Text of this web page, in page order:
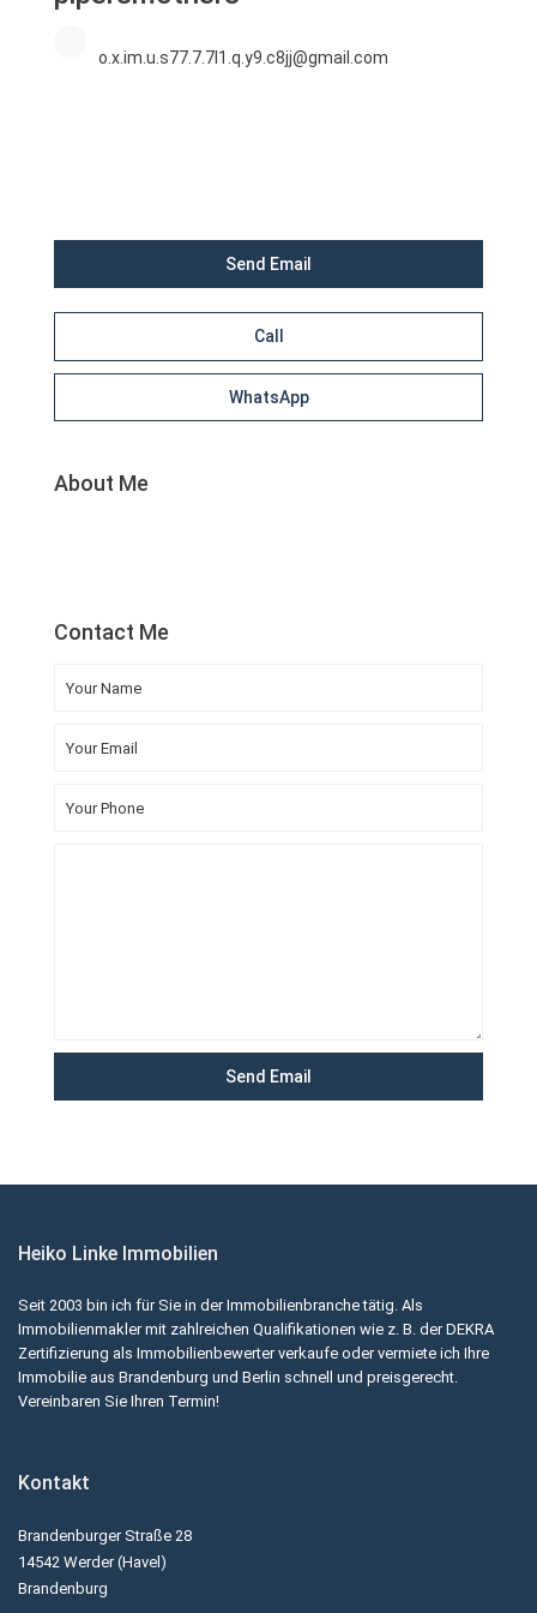
o.x.im.u.s77.7.7l1.q.y9.c8jj@gmail.com
Send Email
Call
WhatsApp
About Me
Contact Me
Heiko Linke Immobilien
Seit 2003 bin ich für Sie in der Immobilienbranche tätig. Als
Immobilienmakler mit zahlreichen Qualifikationen wie z. B. der DEKRA
Zertifizierung als Immobilienbewerter verkaufe oder vermiete ich Ihre
Immobilie aus Brandenburg und Berlin schnell und preisgerecht.
Vereinbaren Sie Ihren Termin!
Kontakt
Brandenburger Straße 28
14542 Werder (Havel)
Brandenburg